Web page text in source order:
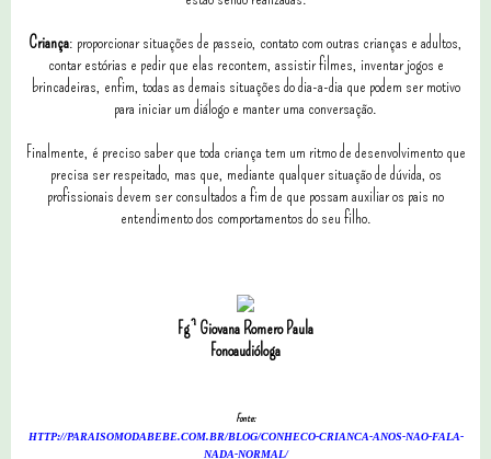
Criança: proporcionar situações de passeio, contato com outras crianças e adultos,
contar estórias e pedir que elas recontem, assistir filmes, inventar jogos e
brincadeiras, enfim, todas as demais situações do dia-a-dia que podem ser motivo
para iniciar um diálogo e manter uma conversação.
Finalmente, é preciso saber que toda criança tem um ritmo de desenvolvimento que
precisa ser respeitado, mas que, mediante qualquer situação de dúvida, os
profissionais devem ser consultados a fim de que possam auxiliar os pais no
entendimento dos comportamentos do seu filho.
Fgª Giovana Romero Paula
Fonoaudióloga
Fonte:
HTTP://PARAISOMODABEBE.COM.BR/BLOG/CONHECO-CRIANCA-ANOS-NAO-FALA-
NADA-NORMAL/